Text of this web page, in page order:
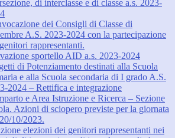
di interclasse e di classe a.s. 2023-
dei Consigli di Classe di
A.S. 2023-2024 con la partecipazione
rappresentanti.
sportello AID a.s. 2023-2024
di Potenziamento destinati alla Scuola
e alla Scuola secondaria di I grado A.S.
2024 – Rettifica e integrazione
e Area Istruzione e Ricerca – Sezione
Azioni di sciopero previste per la giornata
10/2023.
elezioni dei genitori rappresentanti nei